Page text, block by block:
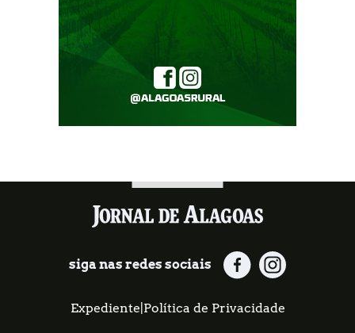
siga nas redes sociais
Expediente Política de Privacidade